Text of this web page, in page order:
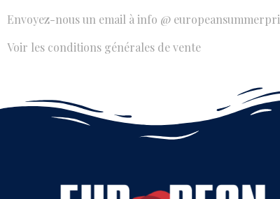
Envoyez-nous un email à info @
Voir les conditions générales de vente